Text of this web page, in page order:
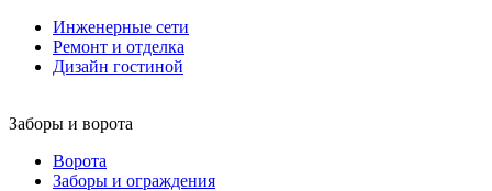
Инженерные сети
Ремонт и отделка
Дизайн гостиной
Заборы и ворота
Ворота
Заборы и ограждения